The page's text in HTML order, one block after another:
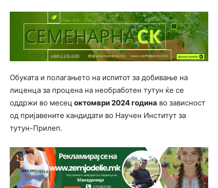
Обуката и полагањето на испитот за добивање на
лиценца за процена на необработен тутун ќе се
оддржи во месец октомври2024година во зависност
од пријавените кандидати во Научен Институт за
тутун-Прилеп.